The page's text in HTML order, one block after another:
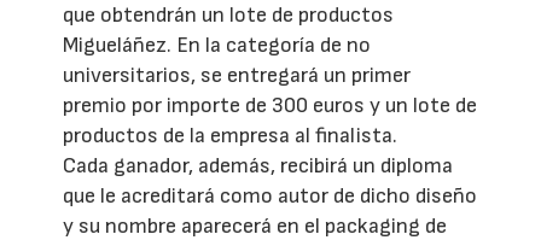
que obtendrán un lote de productos
Migueláñez. En la categoría de no
universitarios, se entregará un primer
premio por importe de 300 euros y un lote de
productos de la empresa al finalista.
Cada ganador, además, recibirá un diploma
que le acreditará como autor de dicho diseño
y su nombre aparecerá en el packaging de